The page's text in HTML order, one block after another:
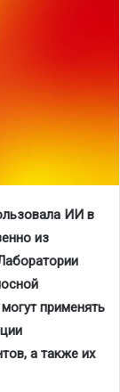
ИИ в
из
применять
а также их